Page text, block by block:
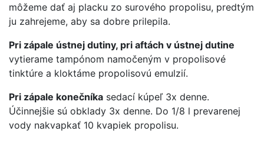
môžeme dať aj placku zo surového propolisu, predtým
ju zahrejeme, aby sa dobre prilepila.
Pri zápale ústnej dutiny, pri aftách v ústnej dutine
vytierame tampónom namočeným v propolisové
tinktúre a kloktáme propolisovú emulzií.
Pri zápale konečníka sedací kúpeľ 3x denne.
Účinnejšie sú obklady 3x denne. Do 1/8 l prevarenej
vody nakvapkať 10 kvapiek propolisu.